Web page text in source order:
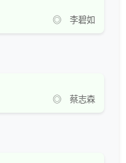
◎ 李碧如
◎ 蔡志森